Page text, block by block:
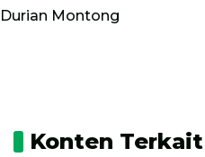
Durian Montong
Konten Terkait